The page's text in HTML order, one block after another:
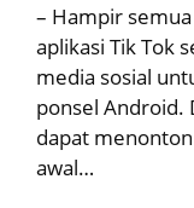
– Hampir
aplikasi Tik Tok
media sosial
ponsel Android.
dapat
awal…